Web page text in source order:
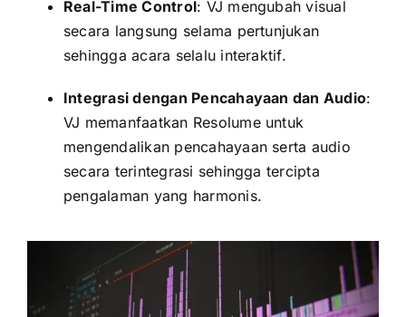
Real-Time Control: VJ mengubah visual
secara langsung selama pertunjukan
sehingga acara selalu interaktif.
Integrasi dengan Pencahayaan dan Audio:
VJ memanfaatkan Resolume untuk
mengendalikan pencahayaan serta audio
secara terintegrasi sehingga tercipta
pengalaman yang harmonis.